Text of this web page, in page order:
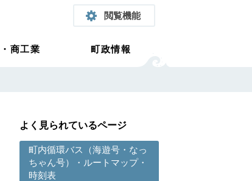
閲覧機能
商工業 町政情報
よく見られているページ
町内循環バス（海遊号・なっ
ちゃん号）・ルートマップ・
時刻表